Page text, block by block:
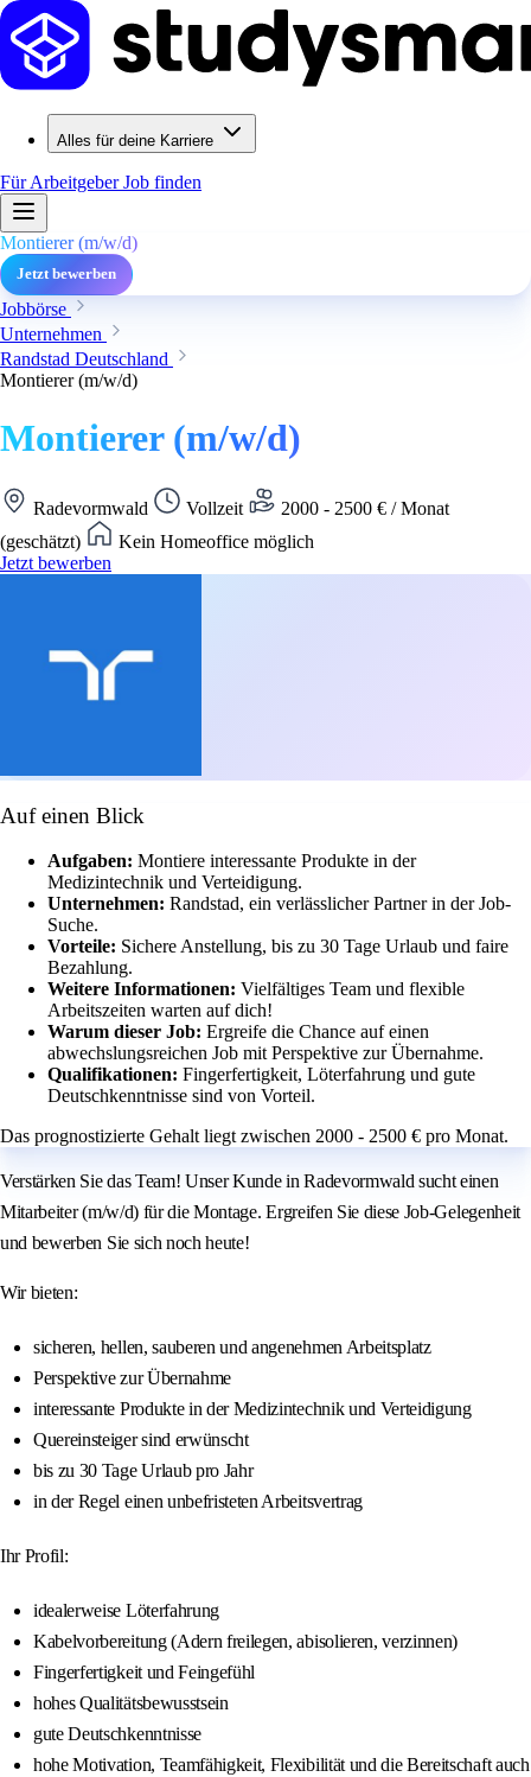
Alles für deine Karriere
Für ArbeitgeberJob finden
Montierer (m/w/d)
Jetzt bewerben
Jobbörse
Unternehmen
Randstad Deutschland
Montierer (m/w/d)
Montierer (m/w/d)
Radevormwald Vollzeit
2000 - 2500 € / Monat
(geschätzt)
Kein Homeoffice möglich
Jetzt bewerben
Auf einen Blick
Aufgaben: Montiere interessante Produkte in der
Medizintechnik und Verteidigung.
Unternehmen: Randstad, ein verlässlicher Partner in der Job-
Suche.
Vorteile: Sichere Anstellung, bis zu 30 Tage Urlaub und faire
Bezahlung.
Weitere Informationen: Vielfältiges Team und flexible
Arbeitszeiten warten auf dich!
Warum dieser Job: Ergreife die Chance auf einen
abwechslungsreichen Job mit Perspektive zur Übernahme.
Qualifikationen: Fingerfertigkeit, Löterfahrung und gute
Deutschkenntnisse sind von Vorteil.
Das prognostizierte Gehalt liegt zwischen 2000 - 2500 € pro Monat.
Verstärken Sie das Team! Unser Kunde in Radevormwald sucht einen
Mitarbeiter (m/w/d) für die Montage. Ergreifen Sie diese Job-Gelegenheit
und bewerben Sie sich noch heute!
Wir bieten:
sicheren, hellen, sauberen und angenehmen Arbeitsplatz
Perspektive zur Übernahme
interessante Produkte in der Medizintechnik und Verteidigung
Quereinsteiger sind erwünscht
bis zu 30 Tage Urlaub pro Jahr
in der Regel einen unbefristeten Arbeitsvertrag
Ihr Profil:
idealerweise Löterfahrung
Kabelvorbereitung (Adern freilegen, abisolieren, verzinnen)
Fingerfertigkeit und Feingefühl
hohes Qualitätsbewusstsein
gute Deutschkenntnisse
hohe Motivation, Teamfähigkeit, Flexibilität und die Bereitschaft auch